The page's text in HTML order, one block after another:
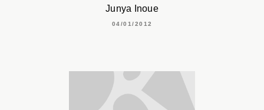
Junya Inoue
04/01/2012